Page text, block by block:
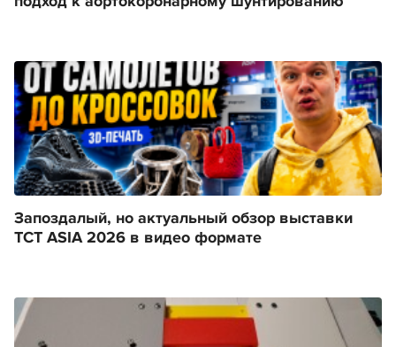
Запоздалый, но актуальный обзор выставки
TCT ASIA 2026 в видео формате